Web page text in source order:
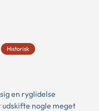
Historisk
en ryglidelse
udskifte nogle meget